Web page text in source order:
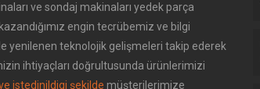
ve sondaj makinaları yedek parça
engin tecrübemiz ve bilgi
yenilenen teknolojik gelişmeleri takip ederek
ihtiyaçları doğrultusunda ürünlerimizi
istedinildigi şekilde müşterilerimize